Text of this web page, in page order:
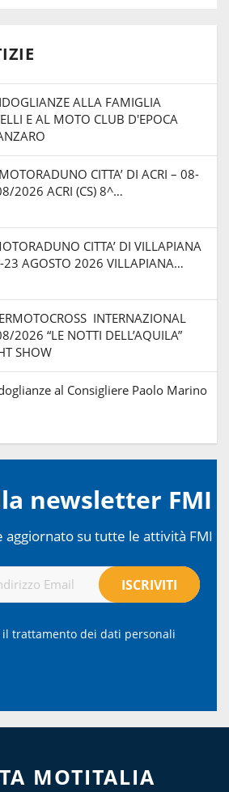
ALLA FAMIGLIA
E AL MOTO CLUB D'EPOCA
CITTA’ DI ACRI – 08-
2026 ACRI (CS) 8^…
CITTA’ DI VILLAPIANA
23 AGOSTO 2026 VILLAPIANA…
INTERNAZIONAL
2026 “LE NOTTI DELL’AQUILA”
SHOW
al Consigliere Paolo Marino
newsletter FMI
aggiornato su tutte le attività FMI
il trattamento dei dati personali
MOTITALIA